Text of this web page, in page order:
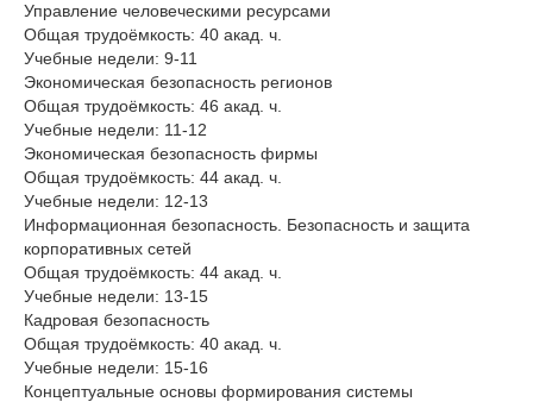
Управление человеческими ресурсами
Общая трудоёмкость: 40 акад. ч.
Учебные недели: 9-11
Экономическая безопасность регионов
Общая трудоёмкость: 46 акад. ч.
Учебные недели: 11-12
Экономическая безопасность фирмы
Общая трудоёмкость: 44 акад. ч.
Учебные недели: 12-13
Информационная безопасность. Безопасность и защита
корпоративных сетей
Общая трудоёмкость: 44 акад. ч.
Учебные недели: 13-15
Кадровая безопасность
Общая трудоёмкость: 40 акад. ч.
Учебные недели: 15-16
Концептуальные основы формирования системы